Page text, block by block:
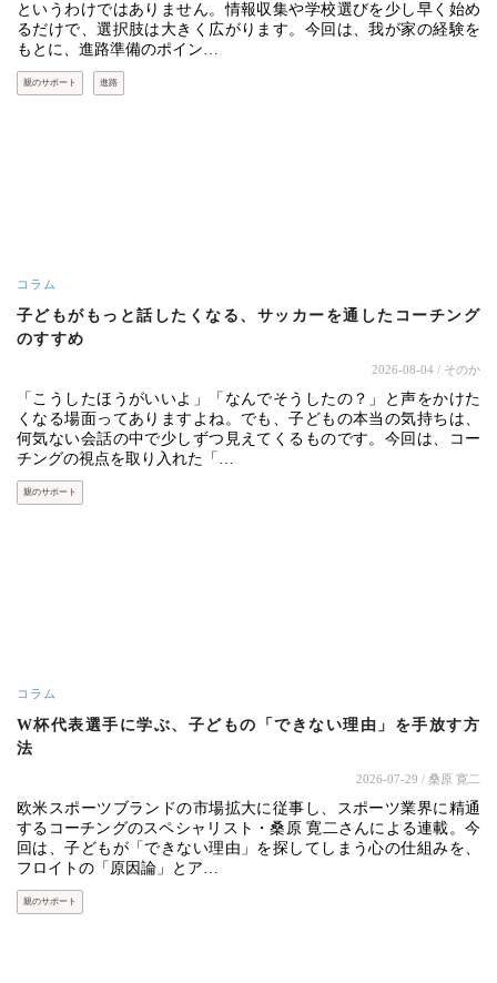
というわけではありません。情報収集や学校選びを少し早く始め
るだけで、選択肢は大きく広がります。今回は、我が家の経験を
もとに、進路準備のポイン…
親のサポート 進路
コラム
子どもがもっと話したくなる、サッカーを通したコーチング
のすすめ
2026-08-04 / そのか
「こうしたほうがいいよ」「なんでそうしたの？」と声をかけた
くなる場面ってありますよね。でも、子どもの本当の気持ちは、
何気ない会話の中で少しずつ見えてくるものです。今回は、コー
チングの視点を取り入れた「…
親のサポート
コラム
W杯代表選手に学ぶ、子どもの「できない理由」を手放す方
法
2026-07-29 / 桑原 寛二
欧米スポーツブランドの市場拡大に従事し、スポーツ業界に精通
するコーチングのスペシャリスト・桑原 寛二さんによる連載。今
回は、子どもが「できない理由」を探してしまう心の仕組みを、
フロイトの「原因論」とア…
親のサポート